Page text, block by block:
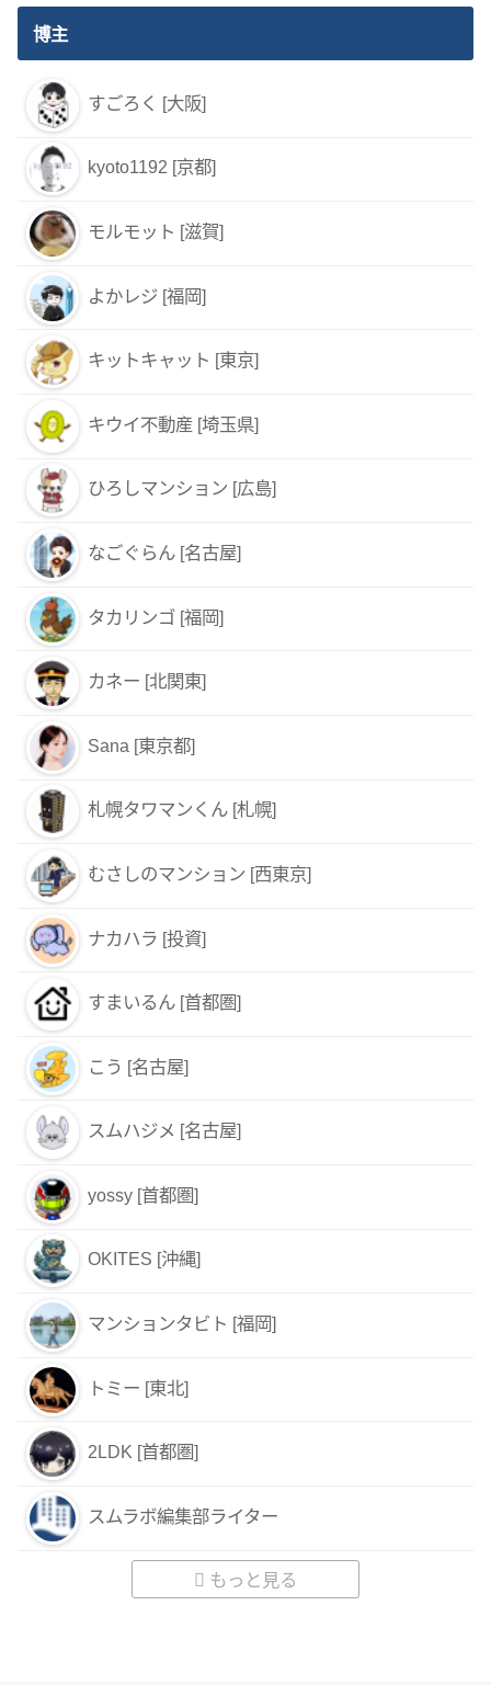
博主
すごろく [大阪]
kyoto1192 [京都]
モルモット [滋賀]
よかレジ [福岡]
キットキャット [東京]
キウイ不動産 [埼玉県]
ひろしマンション [広島]
なごぐらん [名古屋]
タカリンゴ [福岡]
カネー [北関東]
Sana [東京都]
札幌タワマンくん [札幌]
むさしのマンション [西東京]
ナカハラ [投資]
すまいるん [首都圏]
こう [名古屋]
スムハジメ [名古屋]
yossy [首都圏]
OKITES [沖縄]
マンションタビト [福岡]
トミー [東北]
2LDK [首都圏]
スムラボ編集部ライター
もっと見る